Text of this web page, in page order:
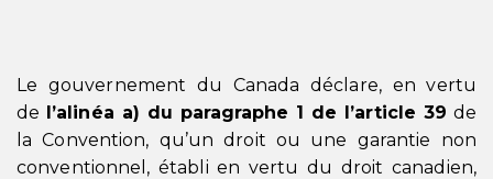
Le gouvernement du Canada déclare, en vertu
de l’alinéa a) du paragraphe 1 de l’article 39 de
la Convention, qu’un droit ou une garantie non
conventionnel, établi en vertu du droit canadien,